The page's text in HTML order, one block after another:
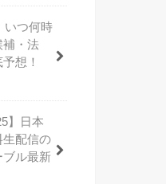
いつ何時
補・法
想！
】日本
生配信の
ル最新